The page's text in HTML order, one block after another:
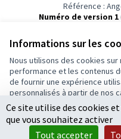
Informations sur les
Nous utilisons des cookies
performance et les contenus
de fournir une expérience
personnalisés à partir de nos
Accepter
Référence :
Numéro de version 1
Conditions d'utilisation
Paramètres des cookies
Ecrivons Angers sur X
(Lien externe)
Ecrivons Angers sur
(Lien externe)
Ce site utilise des cookies
que vous souhaitez activer
Tout accepter